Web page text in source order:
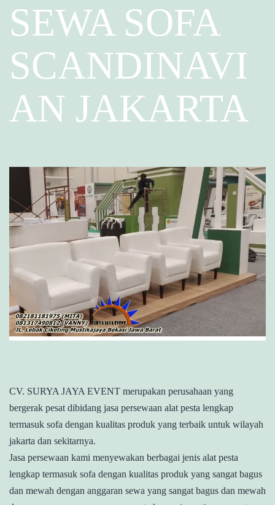
SEWA SOFA
SCANDINAVI
AN JAKARTA
CV. SURYA JAYA EVENT merupakan perusahaan yang
bergerak pesat dibidang jasa persewaan alat pesta lengkap
termasuk sofa dengan kualitas produk yang terbaik untuk wilayah
jakarta dan sekitarnya.
Jasa persewaan kami menyewakan berbagai jenis alat pesta
lengkap termasuk sofa dengan kualitas produk yang sangat bagus
dan mewah dengan anggaran sewa yang sangat bagus dan mewah